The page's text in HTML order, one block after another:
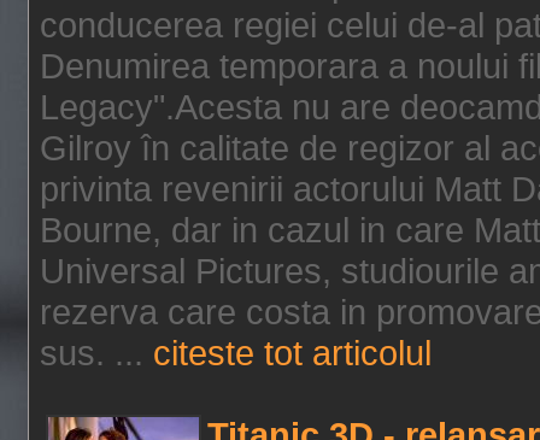
conducerea regiei celui de-al
Denumirea temporara a noului
Legacy".Acesta nu are
Gilroy în calitate de regizor al
privinta revenirii actorului Matt
Bourne, dar in cazul in care
Universal Pictures, studiourile
rezerva care costa in
sus. ... citeste tot articolul